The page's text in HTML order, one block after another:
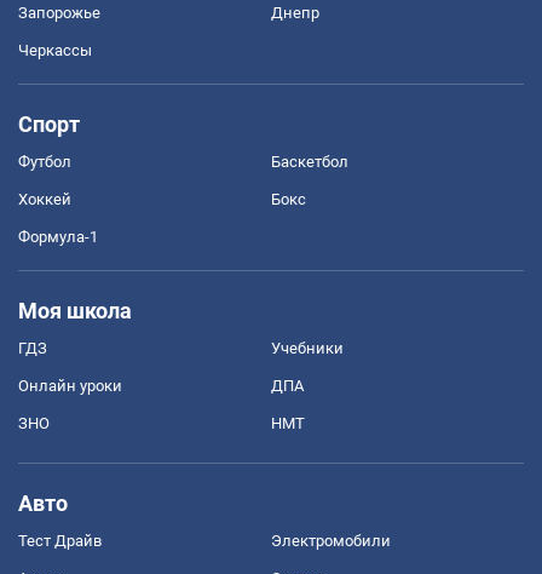
Запорожье Днепр
Черкассы
Спорт
Футбол Баскетбол
Хоккей Бокс
Формула-1
Моя школа
ГДЗ Учебники
Онлайн уроки ДПА
ЗНО НМТ
Авто
Тест Драйв Электромобили